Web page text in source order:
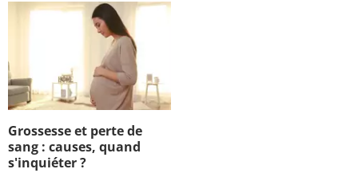
Grossesse et perte de
sang : causes, quand
s'inquiéter ?